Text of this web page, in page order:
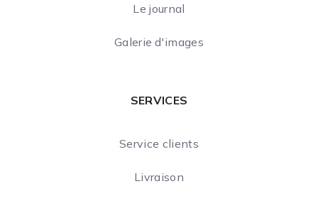
Le journal
Galerie d'images
SERVICES
Service clients
Livraison